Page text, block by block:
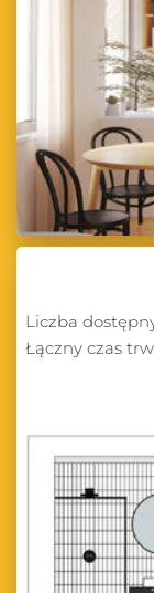
Zapraszamy do
znajdziesz wiele
aktualnych
3D. Niezależnie od
doświadczonym
Odkrywaj nowe
umiejętności w
Liczba
Łączny czas